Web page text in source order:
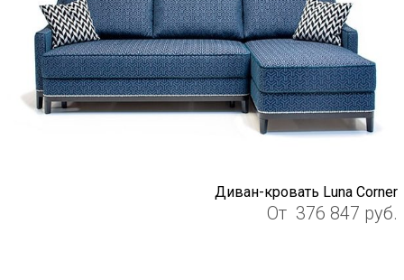
Диван-кровать Luna Corner
От 376 847 руб.